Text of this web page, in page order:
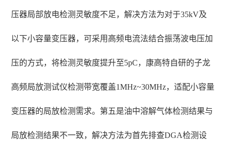
压器局部放电检测灵敏度不足，解决方法为对于35kV及
以下小容量变压器，可采用高频电流法结合振荡波电压加
压的方式，将检测灵敏度提升至5pC，康高特自研的子龙
高频局放测试仪检测带宽覆盖1MHz~30MHz，适配小容量
变压器的局放检测需求。第五是油中溶解气体检测结果与
局放检测结果不一致，解决方法为首先排查DGA检测设